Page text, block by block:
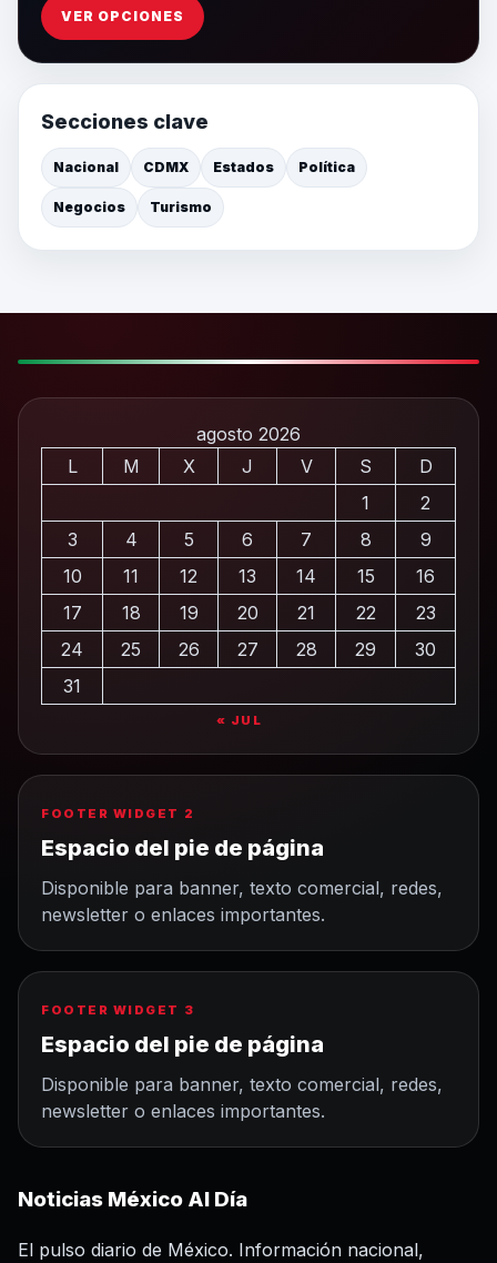
VER OPCIONES
Secciones clave
Nacional CDMX Estados Política
Negocios Turismo
agosto 2026
L
M X J V S
D
1
2
3
4 5 6 7 8
9
10
11 12 13 14 15
16
17
18 19 20 21 22
23
24
25 26 27 28 29
30
31
« JUL
FOOTER WIDGET 2
Espacio del pie de página
Disponible para banner, texto comercial, redes,
newsletter o enlaces importantes.
FOOTER WIDGET 3
Espacio del pie de página
Disponible para banner, texto comercial, redes,
newsletter o enlaces importantes.
Noticias México Al Día
El pulso diario de México. Información nacional,